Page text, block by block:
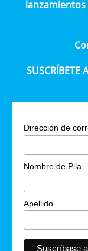
SUSCRÍBETE
Dirección de
Nombre de Pila
Apellido